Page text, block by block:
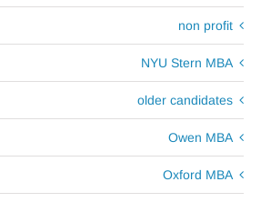
non profit
NYU Stern MBA
older candidates
Owen MBA
Oxford MBA